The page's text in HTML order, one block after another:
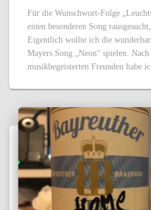
Für die Wunschwort-Folge
einen besonderen Song
Eigentlich wollte ich die
Mayers Song „Neon“ spielen.
musikbegeisterten Freunden habe